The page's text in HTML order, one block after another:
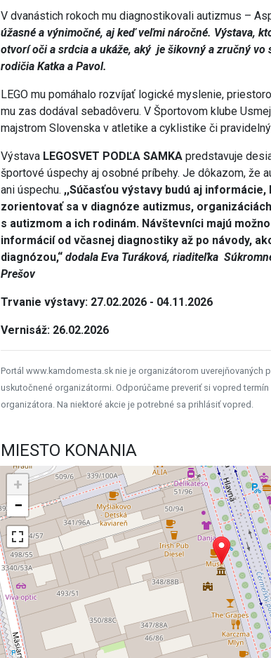
V dvanástich rokoch mu diagnostikovali autizmus –
úžasné a výnimočné, aj keď veľmi náročné. Výstava,
otvorí oči a srdcia a ukáže, aký je šikovný a zručný vo
rodičia Katka a Pavol.
LEGO mu pomáhalo rozvíjať logické myslenie,
mu zas dodával sebadôveru. V Športovom klube
majstrom Slovenska v atletike a cyklistike či
Výstava LEGOSVET PODĽA SAMKA predstavuje
športové úspechy aj osobné príbehy. Je dôkazom, že
ani úspechu. ,,Súčasťou výstavy budú aj
zorientovať sa v diagnóze autizmus,
s autizmom a ich rodinám. Návštevníci majú
informácií od včasnej diagnostiky až po návody,
diagnózou,“ dodala Eva Turáková, riaditeľka
Prešov
Trvanie výstavy: 27.02.2026 - 04.11.2026
Vernisáž: 26.02.2026
Portál www.kamdomesta.sk nie je organizátorom uverejňovaných
uskutočnené organizátormi. Odporúčame preveriť si vopred
organizátora. Na niektoré akcie je potrebné sa prihlásiť vopred.
MIESTO KONANIA
+
−